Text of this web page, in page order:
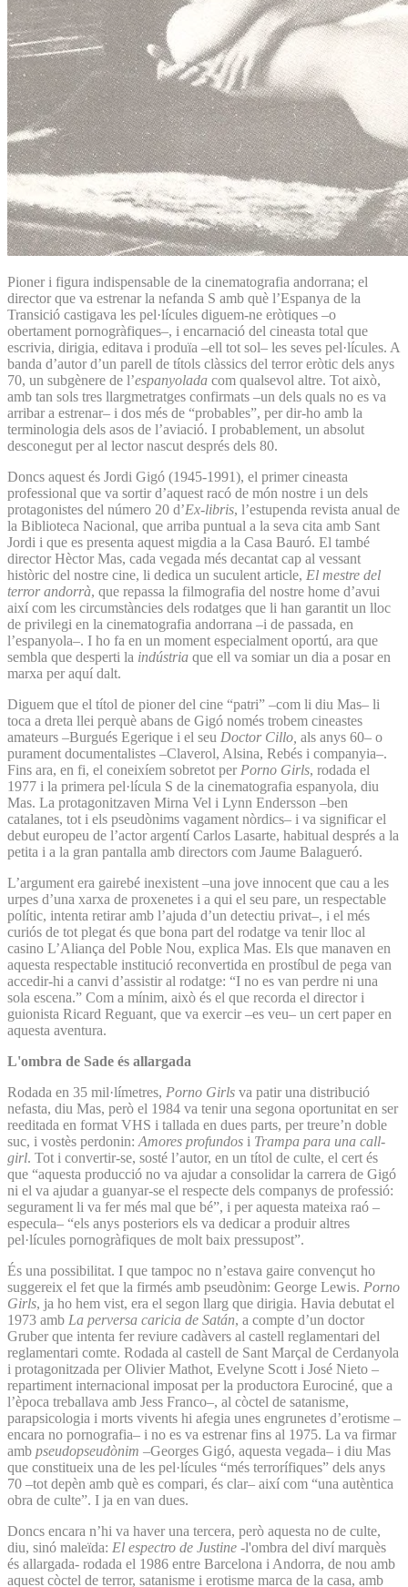
Pioner i figura indispensable de la cinematografia andorrana; el
director que va estrenar la nefanda S amb què l’Espanya de la
Transició castigava les pel·lícules diguem-ne eròtiques –o
obertament pornogràfiques–, i encarnació del cineasta total que
escrivia, dirigia, editava i produïa –ell tot sol– les seves pel·lícules. A
banda d’autor d’un parell de títols clàssics del terror eròtic dels anys
70, un subgènere de l’espanyolada com qualsevol altre. Tot això,
amb tan sols tres llargmetratges confirmats –un dels quals no es va
arribar a estrenar– i dos més de “probables”, per dir-ho amb la
terminologia dels asos de l’aviació. I probablement, un absolut
desconegut per al lector nascut després dels 80.
Doncs aquest és Jordi Gigó (1945-1991), el primer cineasta
professional que va sortir d’aquest racó de món nostre i un dels
protagonistes del número 20 d’Ex-libris, l’estupenda revista anual de
la Biblioteca Nacional, que arriba puntual a la seva cita amb Sant
Jordi i que es presenta aquest migdia a la Casa Bauró. El també
director Hèctor Mas, cada vegada més decantat cap al vessant
històric del nostre cine, li dedica un suculent article, El mestre del
terror andorrà, que repassa la filmografia del nostre home d’avui
així com les circumstàncies dels rodatges que li han garantit un lloc
de privilegi en la cinematografia andorrana –i de passada, en
l’espanyola–. I ho fa en un moment especialment oportú, ara que
sembla que desperti la indústria que ell va somiar un dia a posar en
marxa per aquí dalt.
Diguem que el títol de pioner del cine “patri” –com li diu Mas– li
toca a dreta llei perquè abans de Gigó només trobem cineastes
amateurs –Burgués Egerique i el seu Doctor Cillo, als anys 60– o
purament documentalistes –Claverol, Alsina, Rebés i companyia–.
Fins ara, en fi, el coneixíem sobretot per Porno Girls, rodada el
1977 i la primera pel·lícula S de la cinematografia espanyola, diu
Mas. La protagonitzaven Mirna Vel i Lynn Endersson –ben
catalanes, tot i els pseudònims vagament nòrdics– i va significar el
debut europeu de l’actor argentí Carlos Lasarte, habitual després a la
petita i a la gran pantalla amb directors com Jaume Balagueró.
L’argument era gairebé inexistent –una jove innocent que cau a les
urpes d’una xarxa de proxenetes i a qui el seu pare, un respectable
polític, intenta retirar amb l’ajuda d’un detectiu privat–, i el més
curiós de tot plegat és que bona part del rodatge va tenir lloc al
casino L’Aliança del Poble Nou, explica Mas. Els que manaven en
aquesta respectable institució reconvertida en prostíbul de pega van
accedir-hi a canvi d’assistir al rodatge: “I no es van perdre ni una
sola escena.” Com a mínim, això és el que recorda el director i
guionista Ricard Reguant, que va exercir –es veu– un cert paper en
aquesta aventura.
L'ombra de Sade és allargada
Rodada en 35 mil·límetres, Porno Girls va patir una distribució
nefasta, diu Mas, però el 1984 va tenir una segona oportunitat en ser
reeditada en format VHS i tallada en dues parts, per treure’n doble
suc, i vostès perdonin: Amores profundos i Trampa para una call-
girl. Tot i convertir-se, sosté l’autor, en un títol de culte, el cert és
que “aquesta producció no va ajudar a consolidar la carrera de Gigó
ni el va ajudar a guanyar-se el respecte dels companys de professió:
segurament li va fer més mal que bé”, i per aquesta mateixa raó –
especula– “els anys posteriors els va dedicar a produir altres
pel·lícules pornogràfiques de molt baix pressupost”.
És una possibilitat. I que tampoc no n’estava gaire convençut ho
suggereix el fet que la firmés amb pseudònim: George Lewis. Porno
Girls, ja ho hem vist, era el segon llarg que dirigia. Havia debutat el
1973 amb La perversa caricia de Satán, a compte d’un doctor
Gruber que intenta fer reviure cadàvers al castell reglamentari del
reglamentari comte. Rodada al castell de Sant Marçal de Cerdanyola
i protagonitzada per Olivier Mathot, Evelyne Scott i José Nieto –
repartiment internacional imposat per la productora Eurociné, que a
l’època treballava amb Jess Franco–, al còctel de satanisme,
parapsicologia i morts vivents hi afegia unes engrunetes d’erotisme –
encara no pornografia– i no es va estrenar fins al 1975. La va firmar
amb pseudopseudònim –Georges Gigó, aquesta vegada– i diu Mas
que constitueix una de les pel·lícules “més terrorífiques” dels anys
70 –tot depèn amb què es compari, és clar– així com “una autèntica
obra de culte”. I ja en van dues.
Doncs encara n’hi va haver una tercera, però aquesta no de culte,
diu, sinó maleïda: El espectro de Justine -l'ombra del diví marquès
és allargada- rodada el 1986 entre Barcelona i Andorra, de nou amb
aquest còctel de terror, satanisme i erotisme marca de la casa, amb